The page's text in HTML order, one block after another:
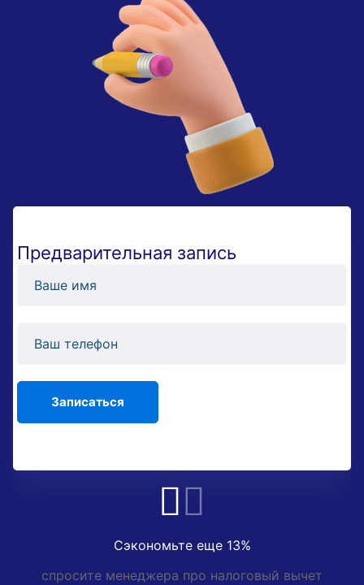
Предварительная запись
Сэкономьте еще 13%
спросите менеджера про налоговый вычет